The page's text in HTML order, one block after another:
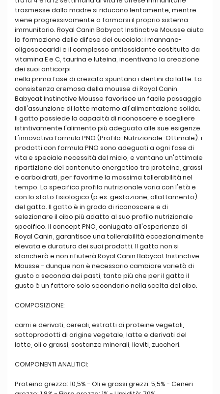
trasmesse dalla madre si riducono lentamente, mentre
viene progressivamente a formarsi il proprio sistema
immunitario. Royal Canin Babycat Instinctive Mousse aiuta
la formazione delle difese del cucciolo: i mannano-
oligosaccaridi e il complesso antiossidante costituito da
vitamina E e C, taurina e luteina, incentivano la creazione
dei suoi anticorpi
nella prima fase di crescita spuntano i dentini da latte. La
consistenza cremosa della mousse di Royal Canin
Babycat Instinctive Mousse favorisce un facile passaggio
dall'assunzione di latte materno all'alimentazione solida.
Il gatto possiede la capacità di riconoscere e scegliere
istintivamente l'alimento più adeguato alle sue esigenze.
L'innovativa formula PNO (Profilo-Nutrizionale-Ottimale): i
prodotti con formula PNO sono adeguati a ogni fase di
vita e speciale necessità del micio, e vantano un'ottimale
ripartizione del contenuto energetico tra proteine, grassi
e carboidrati, per favorirne la massima tollerabilità nel
tempo. Lo specifico profilo nutrizionale varia con l'età e
con lo stato fisiologico (p.es. gestazione, allattamento)
del gatto. Il gatto è in grado di riconoscere e di
selezionare il cibo più adatto al suo profilo nutrizionale
specifico. Il concept PNO, coniugato all'esperienza di
Royal Canin, garantisce una tollerabilità eccezionalmente
elevata e duratura dei suoi prodotti. Il gatto non si
stancherà e non rifiuterà Royal Canin Babycat Instinctive
Mousse - dunque non è necessario cambiare varietà di
gusto a seconda dei pasti, tanto più che per il gatto il
gusto è un fattore solo secondario nella scelta del cibo.
COMPOSIZIONE:
carni e derivati, cereali, estratti di proteine vegetali,
sottoprodotti di origine vegetale, latte e derivati del
latte, oli e grassi, sostanze minerali, lieviti, zuccheri.
COMPONENTI ANALITICI:
Proteina grezza: 10,5% - Oli e grassi grezzi: 5,5% - Ceneri